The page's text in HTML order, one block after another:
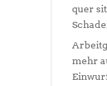
quer
mehr